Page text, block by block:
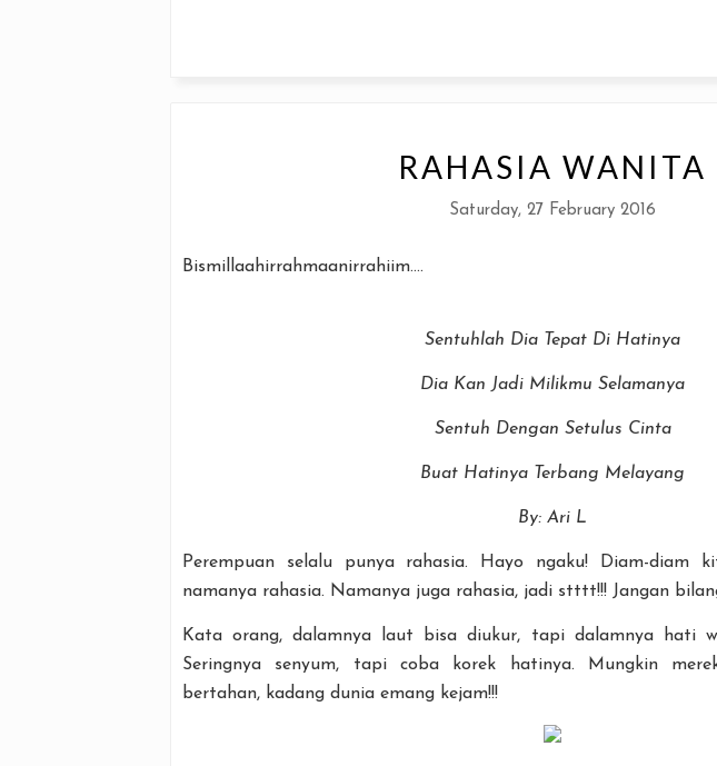
RAHASIA WANITA
Saturday, 27 February 2016
Bismillaahirrahmaanirrahiim....
Sentuhlah Dia Tepat Di Hatinya
Dia Kan Jadi Milikmu Selamanya
Sentuh Dengan Setulus Cinta
Buat Hatinya Terbang Melayang
By: Ari L
Perempuan selalu punya rahasia. Hayo ngaku! Diam-diam
namanya rahasia. Namanya juga rahasia, jadi stttt!!! Jangan
Kata orang, dalamnya laut bisa diukur, tapi dalamnya hati
Seringnya senyum, tapi coba korek hatinya. Mungkin
bertahan, kadang dunia emang kejam!!!